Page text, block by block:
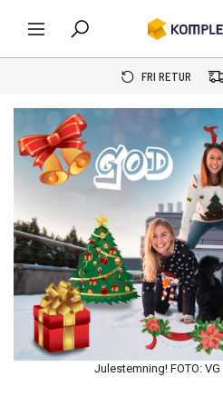
FRI RETUR
Julestemning! FOTO: VG